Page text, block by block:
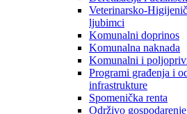
Veterinarsko-
ljubimci
Komunalni doprinos
Komunalna naknada
Komunalni i
Programi građenja i
infrastrukture
Spomenička renta
Održivo